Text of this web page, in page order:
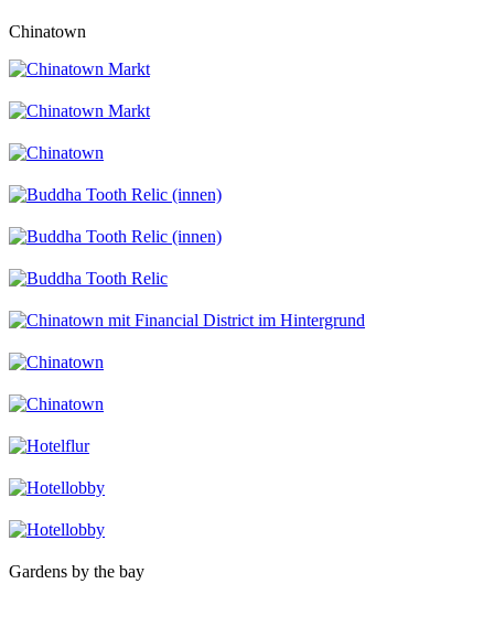
Chinatown
Gardens by the bay